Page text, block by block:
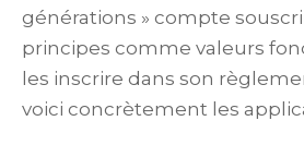
générations » compte
principes comme valeurs
les inscrire dans son
voici concrètement les